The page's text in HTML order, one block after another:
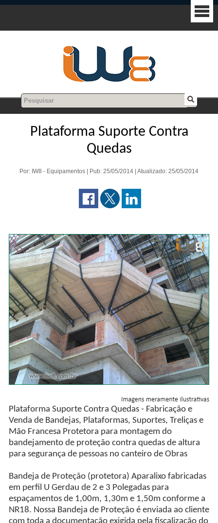
Plataforma Suporte Contra
Quedas
Por: IW8 - Equipamentos | Pub: 25/05/2014 | Atualizado: 25/05/2014
Plataforma Suporte Contra Quedas - Fabricação e
Venda de Bandejas, Plataformas, Suportes, Treliças e
Mão Francesa Protetora para montagem do
bandejamento de proteção contra quedas de altura
para segurança de pessoas no canteiro de Obras
Bandeja de Proteção (protetora) Aparalixo fabricadas
em perfil U Gerdau de 2 e 3 Polegadas para
espaçamentos de 1,00m, 1,30m e 1,50m conforme a
NR18. Nossa Bandeja de Proteção é enviada ao cliente
com toda a documentação exigida pela fiscalização do